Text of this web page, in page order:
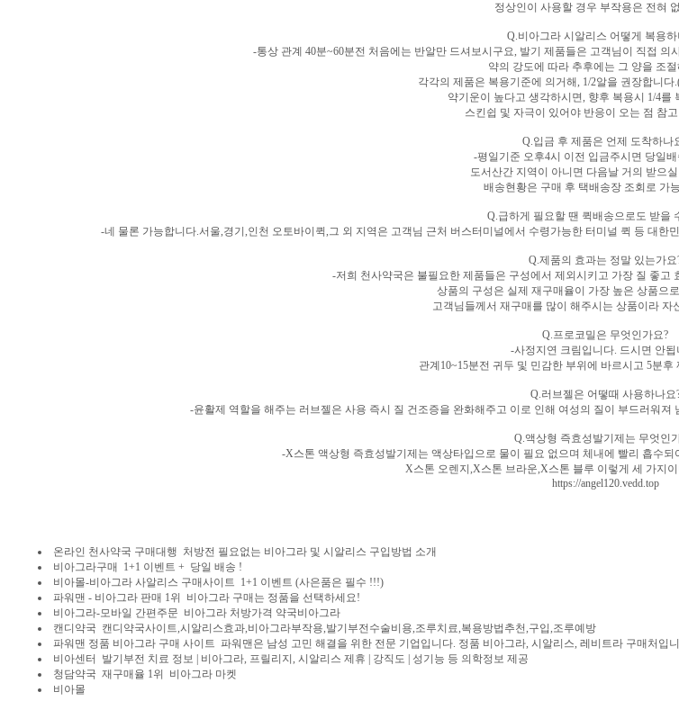
정상인이 사용할 경우 부작용은 전혀
Q.비아그라 시알리스 어떻게 복용하
-통상 관계 40분~60분전 처음에는 반알만 드셔보시구요, 발기 제품들은 고객님이 직접
약의 강도에 따라 추후에는 그 양을 조
각각의 제품은 복용기준에 의거해, 1/2알을 권장합니
약기운이 높다고 생각하시면, 향후 복용시 1/4를
스킨쉽 및 자극이 있어야 반응이 오는 점 참
Q.입금 후 제품은 언제 도착하나
-평일기준 오후4시 이전 입금주시면 당일
도서산간 지역이 아니면 다음날 거의 받으
배송현황은 구매 후 택배송장 조회로 가
Q.급하게 필요할 땐 퀵배송으로도 받을
-네 물론 가능합니다.서울,경기,인천 오토바이퀵,그 외 지역은 고객님 근처 버스터미널에서 수령가능한 터미널 퀵 등 대
Q.제품의 효과는 정말 있는가요
-저희 천사약국은 불필요한 제품들은 구성에서 제외시키고 가장 질 좋고
상품의 구성은 실제 재구매율이 가장 높은 상품으
고객님들께서 재구매를 많이 해주시는 상품이라 자
Q.프로코밀은 무엇인가요?
-사정지연 크림입니다. 드시면 안됩
관계10~15분전 귀두 및 민감한 부위에 바르시고 5분후
Q.러브젤은 어떻때 사용하나요
-윤활제 역할을 해주는 러브젤은 사용 즉시 질 건조증을 완화해주고 이로 인해 여성의 질이 부드러워
Q.액상형 즉효성발기제는 무엇인
-X스톤 액상형 즉효성발기제는 액상타입으로 물이 필요 없으며 체내에 빨리 흡수
X스톤 오렌지,X스톤 브라운,X스톤 블루 이렇게 세 가지
https://angel120.vedd.top
온라인 천사약국 구매대행 처방전 필요없는 비아그라 및 시알리스 구입방법 소개
비아그라구매 1+1 이벤트 + 당일 배송 !
비아몰-비아그라 사알리스 구매사이트 1+1 이벤트 (사은품은 필수 !!!)
파워맨 - 비아그라 판매 1위 비아그라 구매는 정품을 선택하세요!
비아그라-모바일 간편주문 비아그라 처방가격 약국비아그라
캔디약국 캔디약국사이트,시알리스효과,비아그라부작용,발기부전수술비용,조루치료,복용방법추천,구입,조루예방
파워맨 정품 비아그라 구매 사이트 파워맨은 남성 고민 해결을 위한 전문 기업입니다. 정품 비아그라, 시알리스, 레비트라 구매처입
비아센터 발기부전 치료 정보 | 비아그라, 프릴리지, 시알리스 제휴 | 강직도 | 성기능 등 의학정보 제공
청담약국 재구매율 1위 비아그라 마켓
비아몰